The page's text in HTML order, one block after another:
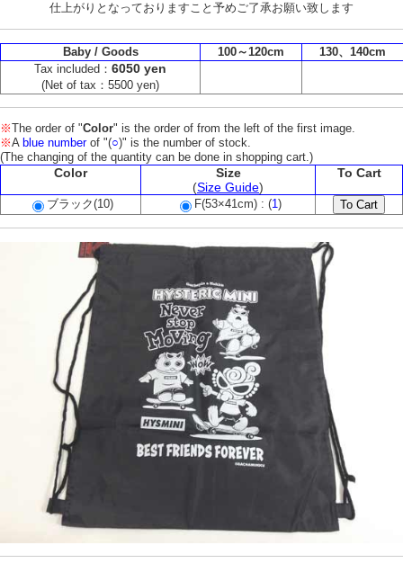
仕上がりとなっておりますこと予めご了承お願い致します
Baby / Goods 100～120cm
130、140cm
Tax included： 6050 yen
(Net of tax：5500 yen)
※The order of "Color" is the order of from the left of the first image.
※A blue numberof "(○)" is the number of stock.
(The changing of the quantity can be done in shopping cart.)
Color
Size
(Size Guide)
To Cart
ブラック(10) F(53×41cm) : (1)